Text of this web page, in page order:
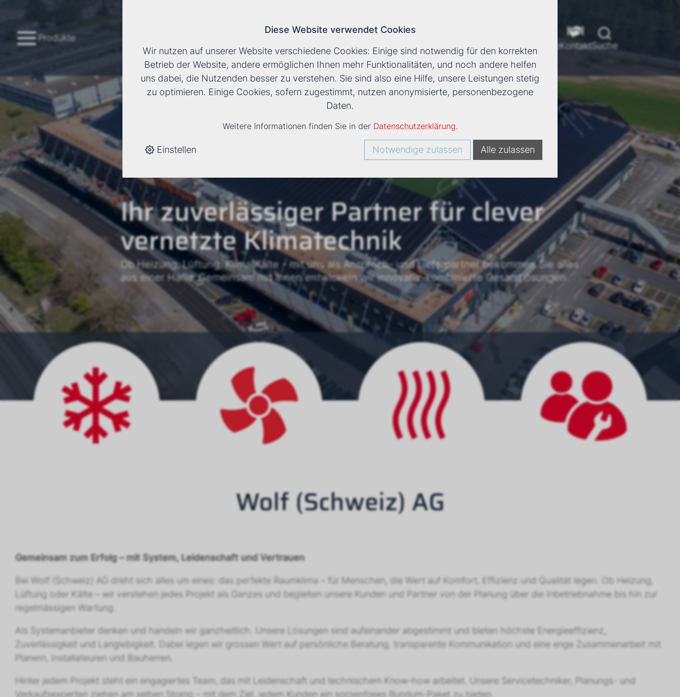
Produkte
ToolsUnternehmen KarriereKontaktSuche
Ihr zuverlässiger Partner für clever
vernetzte Klimatechnik
Ob Heizung, Lüftung, Klima/Kälte - mit uns als Ansprech- und Lieferpartner bekommen Sie alles
aus einer Hand. Gemeinsam mit Ihnen entwickeln wir innovativ-kombinierte Gesamtlösungen.
Wolf (Schweiz) AG
Gemeinsam zum Erfolg – mit System, Leidenschaft und Vertrauen
Bei Wolf (Schweiz) AG dreht sich alles um eines: das perfekte Raumklima – für Menschen, die Wert auf Komfort, Effizienz und Qualität legen. Ob Heizung,
Lüftung oder Kälte – wir verstehen jedes Projekt als Ganzes und begleiten unsere Kunden und Partner von der Planung über die Inbetriebnahme bis hin zur
regelmässigen Wartung.
Als Systemanbieter denken und handeln wir ganzheitlich. Unsere Lösungen sind aufeinander abgestimmt und bieten höchste Energieeffizienz,
Zuverlässigkeit und Langlebigkeit. Dabei legen wir grossen Wert auf persönliche Beratung, transparente Kommunikation und eine enge Zusammenarbeit mit
Planern, Installateuren und Bauherren.
Hinter jedem Projekt steht ein engagiertes Team, das mit Leidenschaft und technischem Know-how arbeitet. Unsere Servicetechniker, Planungs- und
Verkaufsexperten ziehen am selben Strang – mit dem Ziel, jedem Kunden ein sorgenfreies Rundum-Paket zu bieten.
Diese Website verwendet Cookies
Wir nutzen auf unserer Website verschiedene Cookies: Einige sind notwendig für den korrekten
Betrieb der Website, andere ermöglichen Ihnen mehr Funktionalitäten, und noch andere helfen
uns dabei, die Nutzenden besser zu verstehen. Sie sind also eine Hilfe, unsere Leistungen stetig
zu optimieren. Einige Cookies, sofern zugestimmt, nutzen anonymisierte, personenbezogene
Daten.
Weitere Informationen finden Sie in der Datenschutzerklärung.
Einstellen Notwendige zulassen Alle zulassen